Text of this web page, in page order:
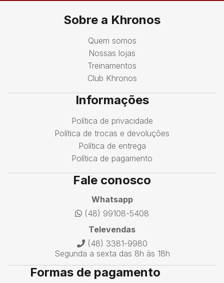
Sobre a Khronos
Quem somos
Nossas lojas
Treinamentos
Club Khronos
Informações
Política de privacidade
Política de trocas e devoluções
Política de entrega
Política de pagamento
Fale conosco
Whatsapp
(48) 99108-5408
Televendas
(48) 3381-9980
Segunda a sexta das 8h às 18h
Formas de pagamento